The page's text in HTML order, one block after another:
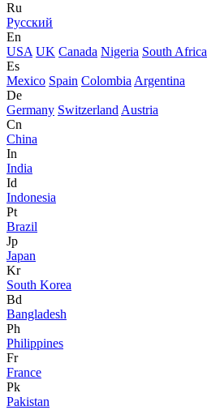
Ru
Русский
En
USA UK Canada Nigeria South Africa
Es
Mexico Spain Colombia Argentina
De
Germany Switzerland Austria
Cn
China
In
India
Id
Indonesia
Pt
Brazil
Jp
Japan
Kr
South Korea
Bd
Bangladesh
Ph
Philippines
Fr
France
Pk
Pakistan